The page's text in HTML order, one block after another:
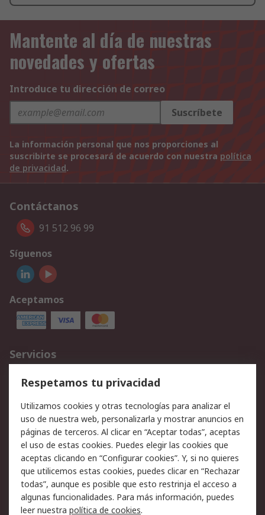
Mantente al día de nuestras
novedades y ofertas
Introduce tu dirección de correo
Suscríbete
La información personal que nos proporciones al
suscribirte se procesará de acuerdo con nuestra política
de privacidad.
Contáctanos
91 512 96 99
Síguenos
Aceptamos
Servicios
Cómo realizar pedidos
Devoluciones
Facturación y pago
Ofertas
Soporte técnico
Legal
Aviso legal
Política de privacidad -
Actualizada
Política sobre cookies
Seguridad de emails
Certificaciones de
Condiciones de venta
Respetamos tu privacidad
Utilizamos cookies y otras tecnologías para analizar el
uso de nuestra web, personalizarla y mostrar anuncios en
páginas de terceros. Al clicar en “Aceptar todas”, aceptas
el uso de estas cookies. Puedes elegir las cookies que
aceptas clicando en “Configurar cookies”. Y, si no quieres
que utilicemos estas cookies, puedes clicar en “Rechazar
todas”, aunque es posible que esto restrinja el acceso a
algunas funcionalidades. Para más información, puedes
leer nuestra política de cookies.